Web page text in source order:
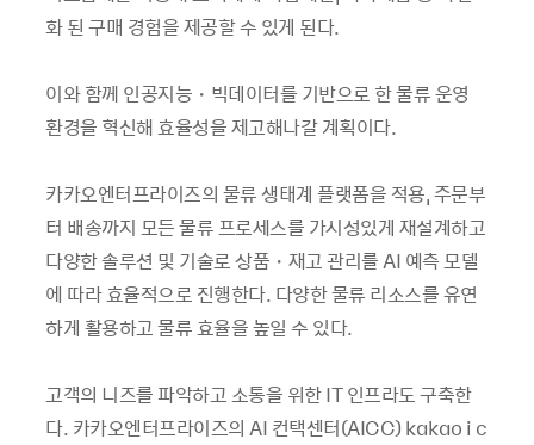
화 된 구매 경험을 제공할 수 있게 된다.
이와 함께 인공지능・빅데이터를 기반으로 한 물류 운영
환경을 혁신해 효율성을 제고해나갈 계획이다.
카카오엔터프라이즈의 물류 생태계 플랫폼을 적용, 주문부
터 배송까지 모든 물류 프로세스를 가시성있게 재설계하고
다양한 솔루션 및 기술로 상품・재고 관리를 AI 예측 모델
에 따라 효율적으로 진행한다. 다양한 물류 리소스를 유연
하게 활용하고 물류 효율을 높일 수 있다.
고객의 니즈를 파악하고 소통을 위한 IT 인프라도 구축한
다. 카카오엔터프라이즈의 AI 컨택센터(AICC) kakao i c